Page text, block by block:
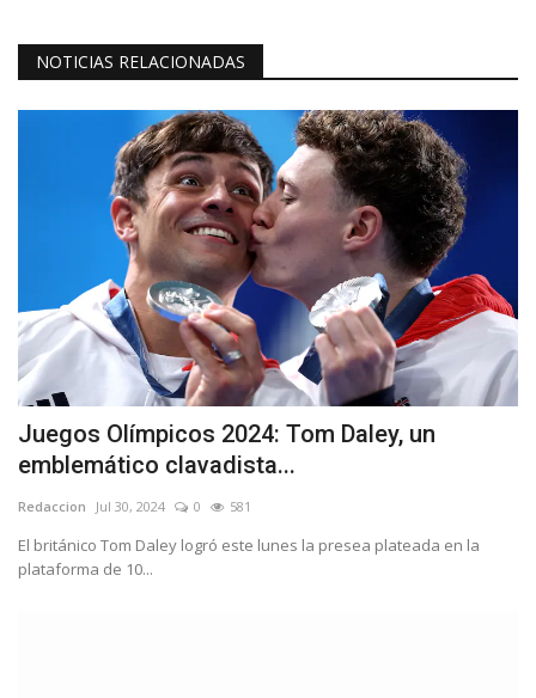
NOTICIAS RELACIONADAS
Juegos Olímpicos 2024: Tom Daley, un
emblemático clavadista...
Redaccion Jul 30, 2024 0 581
El británico Tom Daley logró este lunes la presea plateada en la
plataforma de 10...